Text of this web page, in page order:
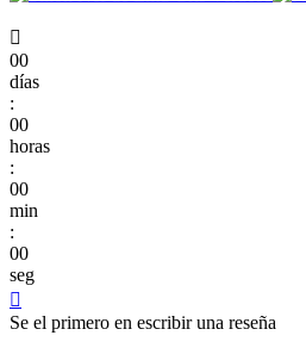

00
días
:
00
horas
:
00
min
:
00
seg

Se el primero en escribir una reseña